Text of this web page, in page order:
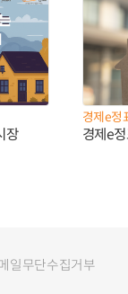
장
경제e정
경제e
일무단수집거부